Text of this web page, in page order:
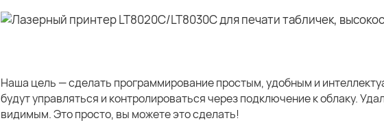
Наша цель — сделать программирование простым, удобным и
будут управляться и контролироваться через подключение к облаку.
видимым. Это просто, вы можете это сделать!